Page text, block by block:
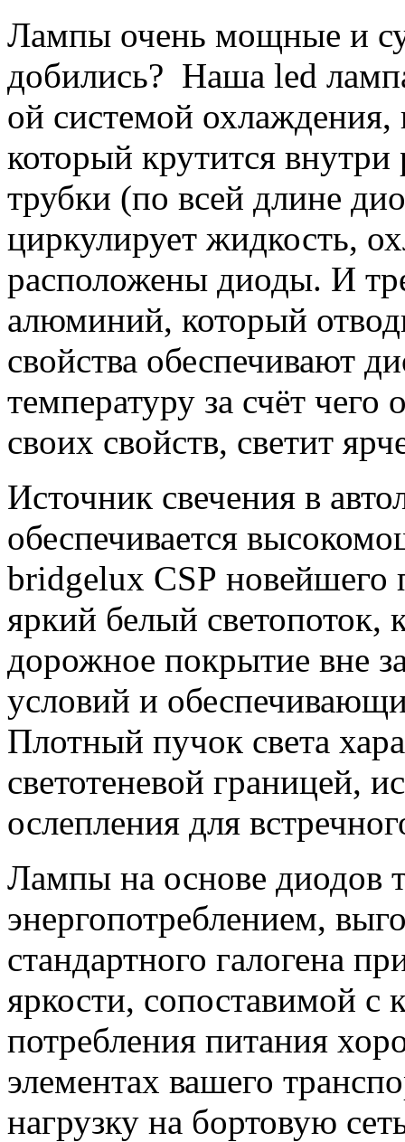
Лампы очень мощные и
добились? Наша led
ой системой
который крутится
трубки (по всей длине
циркулирует жидкость,
расположены диоды. И
алюминий, который
свойства обеспечивают
температуру за счёт чего
своих свойств, светит
Источник свечения в
обеспечивается
bridgelux CSP
яркий белый
дорожное покрытие вне
условий и
Плотный пучок света
светотеневой границей,
ослепления для
Лампы на основе диодов
энергопотреблением,
стандартного галогена
яркости, сопоставимой
потребления питания
элементах вашего
нагрузку на бортовую